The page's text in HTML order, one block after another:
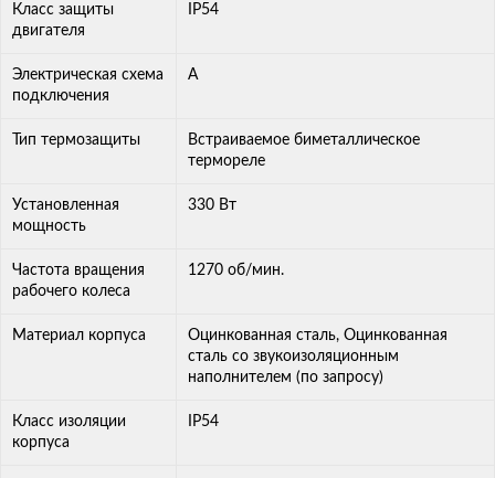
Класс защиты
двигателя
IP54
Электрическая схема
подключения
А
Тип термозащиты
Встраиваемое биметаллическое
термореле
Установленная
мощность
330 Вт
Частота вращения
рабочего колеса
1270 об/мин.
Материал корпуса
Оцинкованная сталь, Оцинкованная
сталь со звукоизоляционным
наполнителем (по запросу)
Класс изоляции
корпуса
IP54